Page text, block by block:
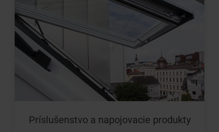
Príslušenstvo a napojovacie produkty